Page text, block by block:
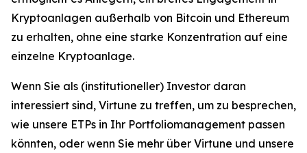
Kryptoanlagen außerhalb von Bitcoin und Ethereum
zu erhalten, ohne eine starke Konzentration auf eine
einzelne Kryptoanlage.
Wenn Sie als (institutioneller) Investor daran
interessiert sind, Virtune zu treffen, um zu besprechen,
wie unsere ETPs in Ihr Portfoliomanagement passen
könnten, oder wenn Sie mehr über Virtune und unsere